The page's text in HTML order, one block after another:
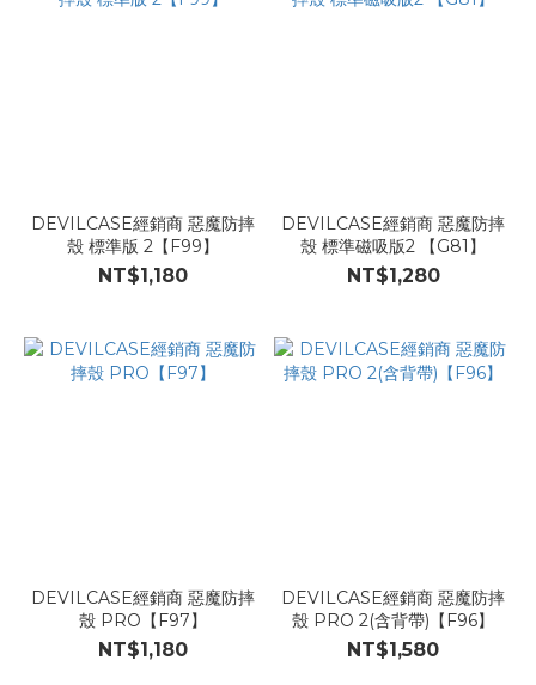
DEVILCASE經銷商 惡魔防摔
殼 標準版 2【F99】
NT$1,180
DEVILCASE經銷商 惡魔防摔
殼 標準磁吸版2 【G81】
NT$1,280
DEVILCASE經銷商 惡魔防摔
殼 PRO【F97】
NT$1,180
DEVILCASE經銷商 惡魔防摔
殼 PRO 2(含背帶)【F96】
NT$1,580